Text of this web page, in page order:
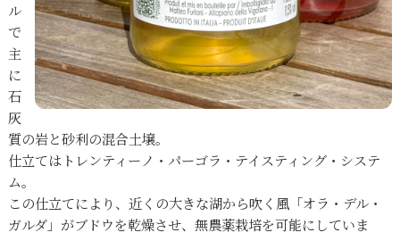
ル
で
主
に
石
灰
質の岩と砂利の混合土壌。
仕立てはトレンティーノ・パーゴラ・テイスティング・システ
ム。
この仕立てにより、近くの大きな湖から吹く風「オラ・デル・
ガルダ」がブドウを乾燥させ、無農薬栽培を可能にしていま